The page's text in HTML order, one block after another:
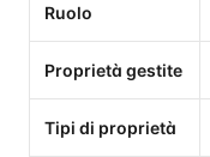
Ruolo
Proprietà gestite
Tipi di proprietà